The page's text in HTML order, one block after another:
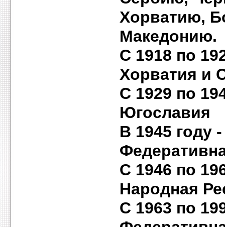
Хорватию,
Македонию.
С 1918 по
Хорватия и
C 1929 по
Югославия
В 1945 году
С 1946 по
Народная
С 1963 по